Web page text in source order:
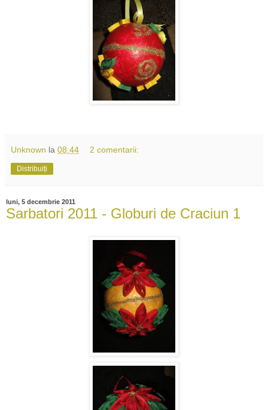
Unknown la 08:44 2 comentarii:
Distribuiți
luni, 5 decembrie 2011
Sarbatori 2011 - Globuri de Craciun 1